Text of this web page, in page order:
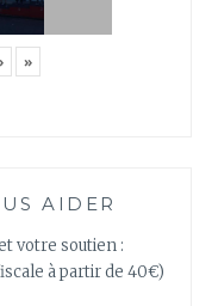
› »
AIDER
votre soutien :
à partir de 40€)